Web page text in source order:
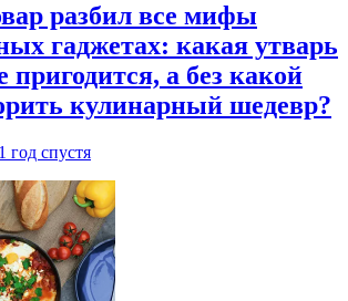
разбил все мифы
гаджетах: какая утварь
пригодится, а без какой
кулинарный шедевр?
1 год спустя